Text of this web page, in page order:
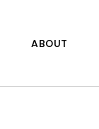
ABOUT